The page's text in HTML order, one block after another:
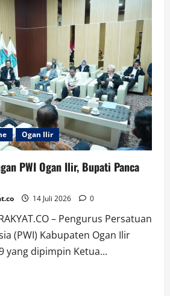
Ogan Ilir
PWI Ogan Ilir, Bupati Panca
14 Juli 2026 0
– Pengurus Persatuan
(PWI) Kabupaten Ogan Ilir
yang dipimpin Ketua...